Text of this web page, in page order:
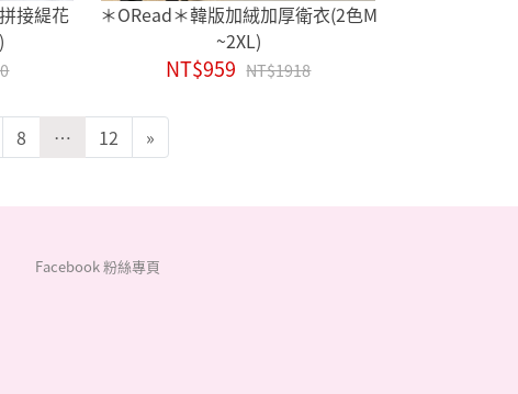
接緹花
＊ORead＊韓版加絨加厚衛衣(2色M
~2XL)
NT$959 NT$1918
8 … 12 »
Facebook 粉絲專頁